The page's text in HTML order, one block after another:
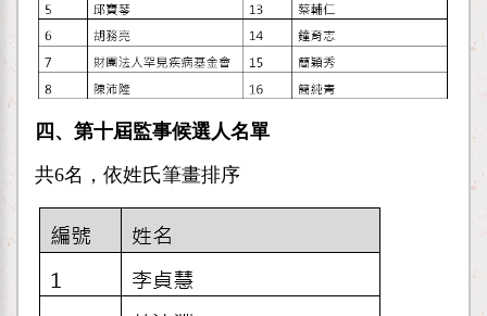
四、第十屆監事候選人名單
共6名，依姓氏筆畫排序